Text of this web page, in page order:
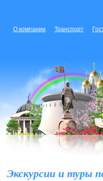
О компании Транспорт
Экскурсии и туры